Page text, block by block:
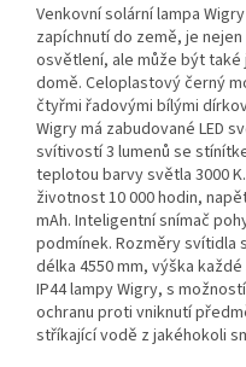
Venkovní solární lampa
zapíchnutí do země, je
osvětlení, ale může být
domě. Celoplastový černý
čtyřmi řadovými bílými
Wigry má zabudované LED
svítivostí 3 lumenů se
teplotou barvy světla 3000
životnost 10 000 hodin,
mAh. Inteligentní snímač
podmínek. Rozměry svítidla
délka 4550 mm, výška
IP44 lampy Wigry, s
ochranu proti vniknutí
stříkající vodě z jakéhokoli